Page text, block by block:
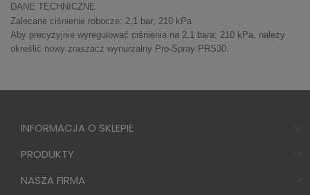
DANE TECHNICZNE
Zalecane ciśnienie robocze: 2,1 bar; 210 kPa
Aby precyzyjnie wyregulować ciśnienia na 2,1 bara; 210 kPa, należy
określić nowy zraszacz wynurzalny Pro-Spray PRS30.
INFORMACJA O SKLEPIE
PRODUKTY
NASZA FIRMA